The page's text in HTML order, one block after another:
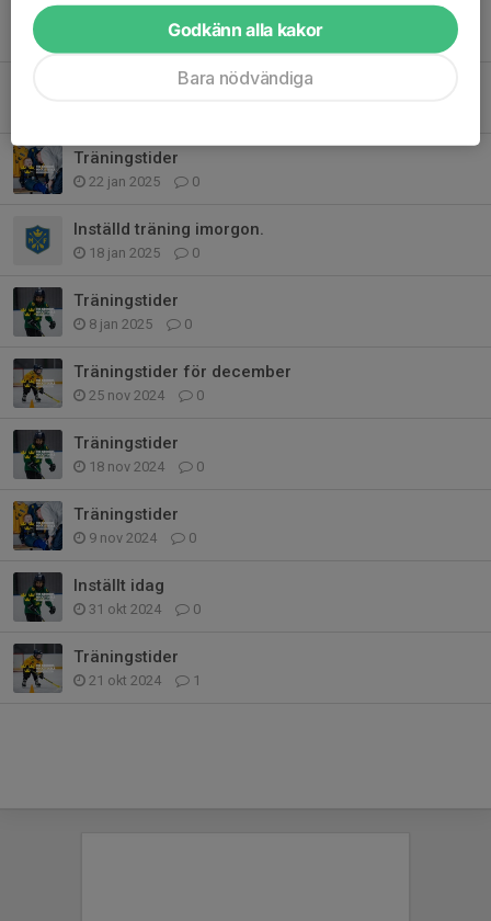
1
Träningstider för februari
Träningstider
22 jan 2025 0
Inställd träning imorgon.
18 jan 2025 0
Träningstider
8 jan 2025 0
Träningstider för december
25 nov 2024 0
Träningstider
18 nov 2024 0
Träningstider
9 nov 2024 0
Inställt idag
31 okt 2024 0
Träningstider
21 okt 2024 1
Godkänn alla kakor
Bara nödvändiga